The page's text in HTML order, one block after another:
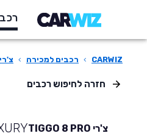
CARWIZ
› רכבים למכירה › צ'רי
חזרה לחיפוש רכבים
צ'רי TIGGO 8 PRO